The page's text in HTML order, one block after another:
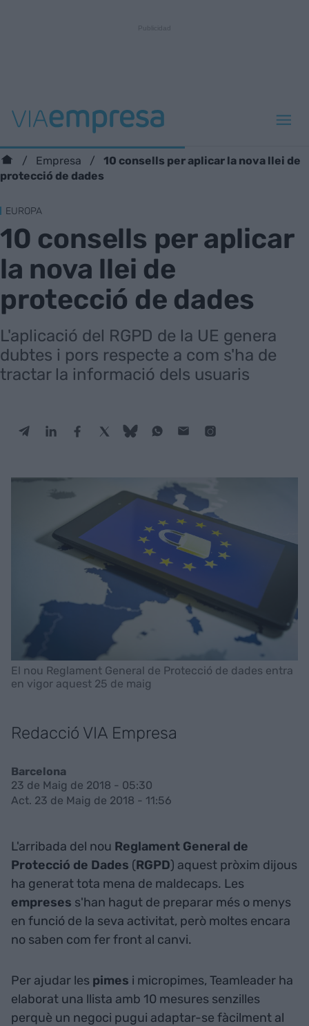
Empresa
10 consells per aplicar la nova llei de
protecció de dades
EUROPA
10 consells per aplicar
la nova llei de
protecció de dades
L'aplicació del RGPD de la UE genera
dubtes i pors respecte a com s'ha de
tractar la informació dels usuaris
El nou Reglament General de Protecció de dades entra
en vigor aquest 25 de maig
Redacció VIA Empresa
Barcelona
23 de Maig de 2018 - 05:30
Act. 23 de Maig de 2018 - 11:56
L'arribada del nou Reglament General de
Protecció de Dades (RGPD) aquest pròxim dijous
ha generat tota mena de maldecaps. Les
empreses s'han hagut de preparar més o menys
en funció de la seva activitat, però moltes encara
no saben com fer front al canvi.
Per ajudar les pimes i micropimes, Teamleader ha
elaborat una llista amb 10 mesures senzilles
perquè un negoci pugui adaptar-se fàcilment al